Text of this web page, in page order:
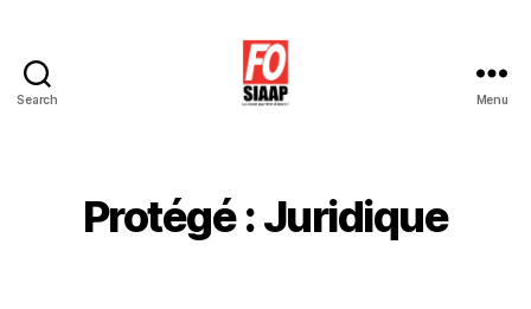
Search
Force
Ouvrière
Menu
Protégé : Juridique